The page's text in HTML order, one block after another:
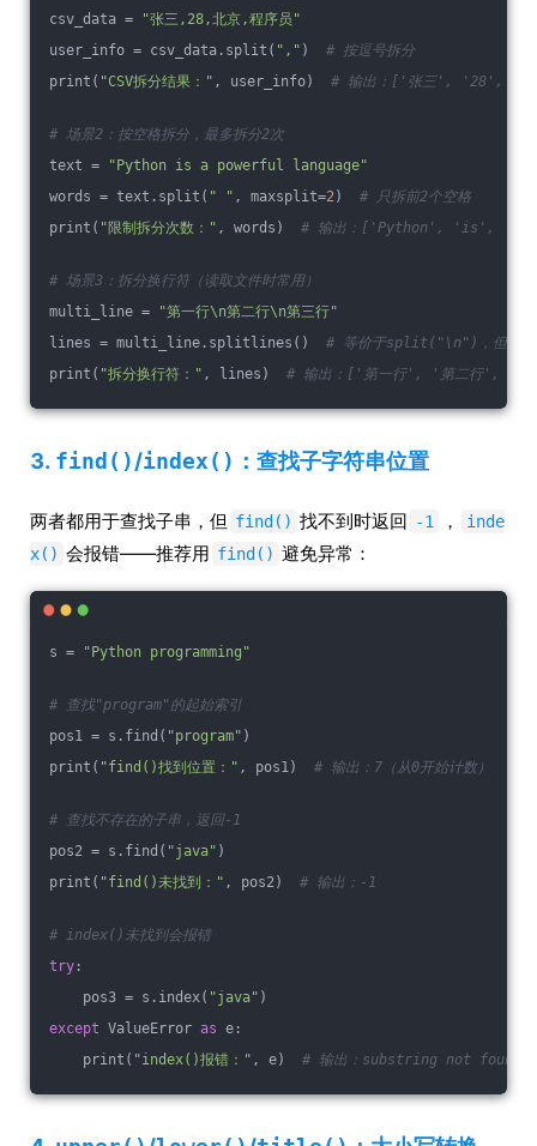
csv_data =
"张三,28,北京,程序员"
user_info = csv_data.split( "," ) # 按逗号拆分
print( "CSV拆分结果：" , user_info) # 输出：['张三', '28', '
# 场景2：按空格拆分，最多拆分2次
text =
"Python is a powerful language"
words = text.split( " " , maxsplit=2) # 只拆前2个空格
print( "限制拆分次数：" , words) # 输出：['Python', 'is', 'a
# 场景3：拆分换行符（读取文件时常用）
multi_line =
"第一行\n第二行\n第三行"
lines = multi_line.splitlines() # 等价于split("\n")，但更优
print( "拆分换行符：" , lines) # 输出：['第一行', '第二行', '第
3. find()/index() ：查找子字符串位置
两者都用于查找子串，但 find() 找不到时返回 -1 ，
inde
x() 会报错——推荐用 find() 避免异常：
s = "Python programming"
# 查找"program"的起始索引
pos1 = s.find( "program" )
print( "find()找到位置：" , pos1) # 输出：7（从0开始计数）
# 查找不存在的子串，返回-1
pos2 = s.find( "java" )
print( "find()未找到：" , pos2) # 输出：-1
# index()未找到会报错
try :
pos3 = s.index( "java" )
except ValueError as e:
print( "index()报错：" , e) # 输出：substring not found